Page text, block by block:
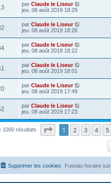
par Claude le Liseur
jeu. 08 août 2019 18:29
par Claude le Liseur
jeu. 08 août 2019 18:26
par Claude le Liseur
jeu. 08 août 2019 18:22
par Claude le Liseur
jeu. 08 août 2019 18:01
par Claude le Liseur
jeu. 08 août 2019 17:49
par Claude le Liseur
jeu. 08 août 2019 17:23
1000 résultats Page sur20
1 2 3 4 5
Fuseau horaire sur
Supprimer les cookies